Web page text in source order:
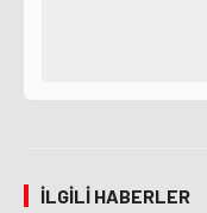
İLGILI HABERLER